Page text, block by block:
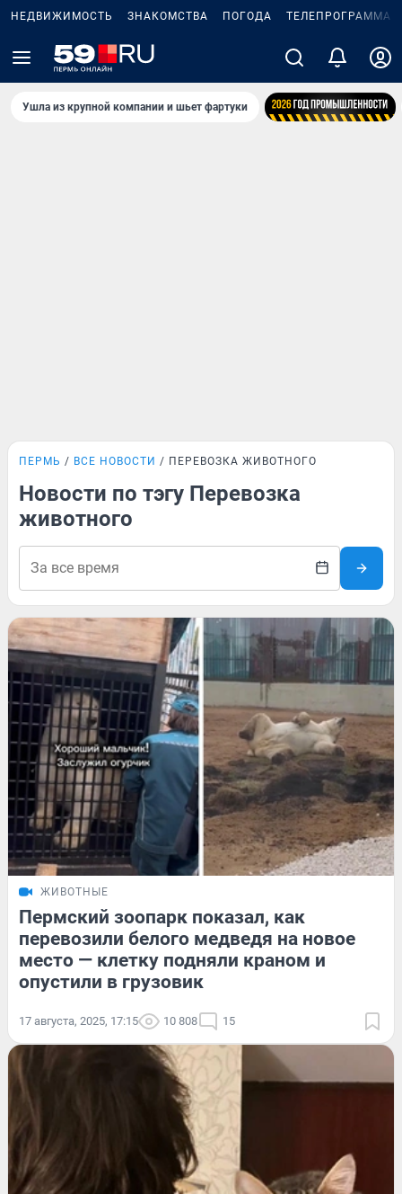
НЕДВИЖИМОСТЬ ЗНАКОМСТВА ПОГОДА ТЕЛЕПРОГРАММА
Ушла из крупной компании и шьет фартуки
ПЕРМЬ ВСЕ НОВОСТИ ПЕРЕВОЗКА ЖИВОТНОГО
Новости по тэгу Перевозка
животного
ЖИВОТНЫЕ
Пермский зоопарк показал, как
перевозили белого медведя на новое
место — клетку подняли краном и
опустили в грузовик
17 августа, 2025, 17:15 10 808 15